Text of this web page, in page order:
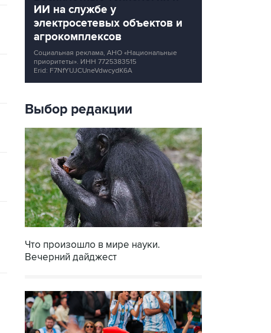
ИИ на службе у
электросетевых объектов и
агрокомплексов
Социальная реклама, АНО «Национальные
приоритеты». ИНН 7725383515
Erid: F7NfYUJCUneVdwcydK6A
Выбор редакции
Что произошло в мире науки.
Вечерний дайджест